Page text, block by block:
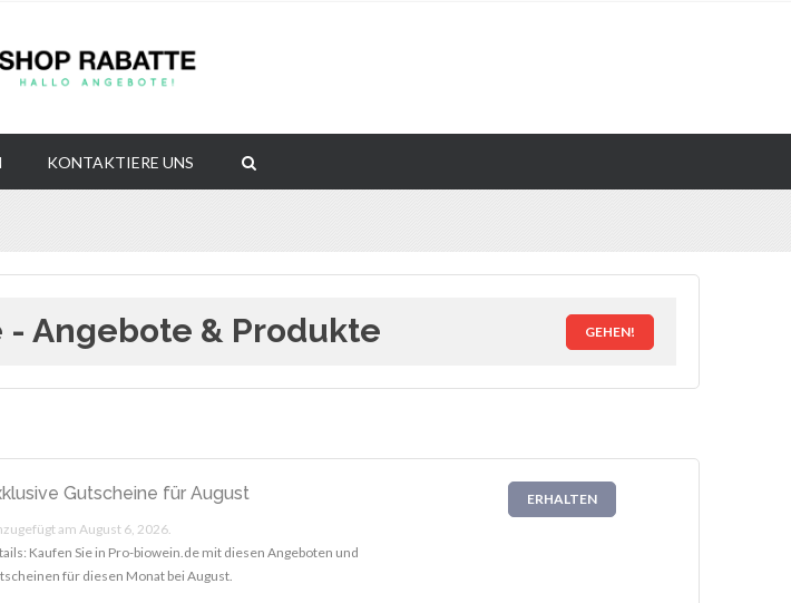
KONTAKTIERE UNS
Angebote & Produkte GEHEN!
Gutscheine für August
am August 6, 2026.
Kaufen Sie in Pro-biowein.de mit diesen Angeboten und
für diesen Monat bei August.
ERHALTEN